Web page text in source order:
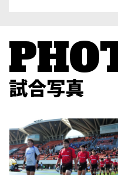
試合写真